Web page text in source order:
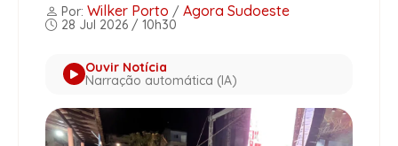
Por: Wilker Porto / Agora Sudoeste
28 Jul 2026 / 10h30
Ouvir Notícia
Narração automática (IA)